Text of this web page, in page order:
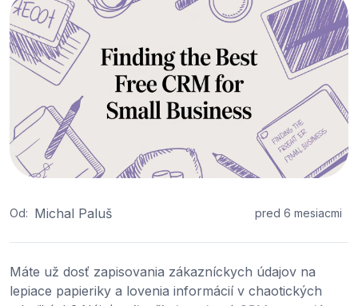
Od: Michal Paluš pred 6 mesiacmi
Máte už dosť zapisovania zákazníckych údajov na
lepiace papieriky a lovenia informácií v chaotických